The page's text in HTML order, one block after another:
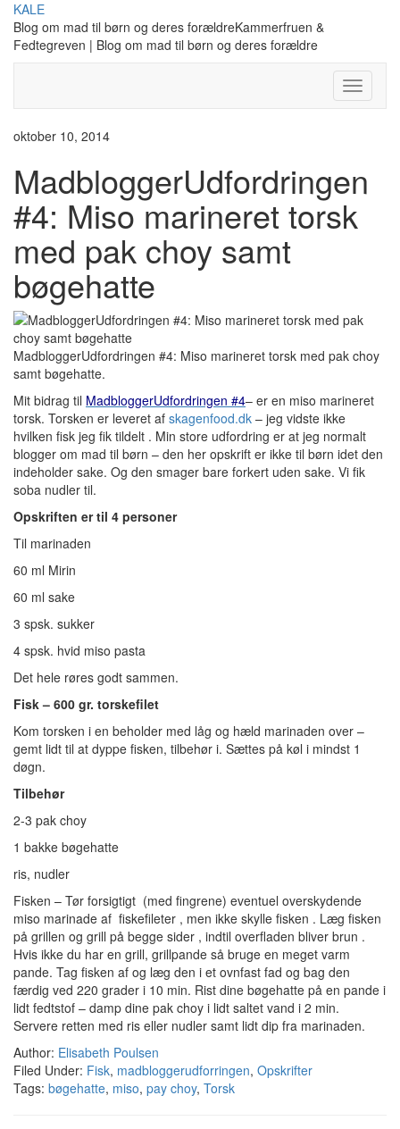
Skip
content
KALE
Blog om mad til børn og deres forældreKammerfruen &
Fedtegreven | Blog om mad til børn og deres forældre
Toggle
oktober 10, 2014
MadbloggerUdfordringen
#4: Miso marineret torsk
med pak choy samt
bøgehatte
MadbloggerUdfordringen #4: Miso marineret torsk med pak choy
samt bøgehatte.
Mit bidrag til MadbloggerUdfordringen #4– er en miso marineret
torsk. Torsken er leveret af skagenfood.dk – jeg vidste ikke
hvilken fisk jeg fik tildelt . Min store udfordring er at jeg normalt
blogger om mad til børn – den her opskrift er ikke til børn idet den
indeholder sake. Og den smager bare forkert uden sake. Vi fik
soba nudler til.
Opskriften er til 4 personer
Til marinaden
60 ml Mirin
60 ml sake
3 spsk. sukker
4 spsk. hvid miso pasta
Det hele røres godt sammen.
Fisk – 600 gr. torskefilet
Kom torsken i en beholder med låg og hæld marinaden over –
gemt lidt til at dyppe fisken, tilbehør i. Sættes på køl i mindst 1
døgn.
Tilbehør
2-3 pak choy
1 bakke bøgehatte
ris, nudler
Fisken – Tør forsigtigt (med fingrene) eventuel overskydende
miso marinade af fiskefileter , men ikke skylle fisken . Læg fisken
på grillen og grill på begge sider , indtil overfladen bliver brun .
Hvis ikke du har en grill, grillpande så bruge en meget varm
pande. Tag fisken af og læg den i et ovnfast fad og bag den
færdig ved 220 grader i 10 min. Rist dine bøgehatte på en pande i
lidt fedtstof – damp dine pak choy i lidt saltet vand i 2 min.
Servere retten med ris eller nudler samt lidt dip fra marinaden.
Author: Elisabeth Poulsen
Filed Under: Fisk, madbloggerudforringen, Opskrifter
Tags: bøgehatte, miso, pay choy, Torsk